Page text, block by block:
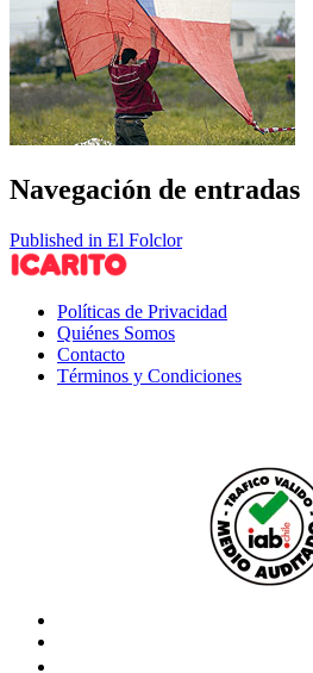
Navegación de entradas
Published in El Folclor
Políticas de Privacidad
Quiénes Somos
Contacto
Términos y Condiciones